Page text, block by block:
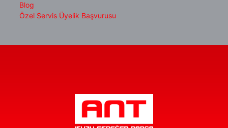
Blog
Özel Servis Üyelik Başvurusu